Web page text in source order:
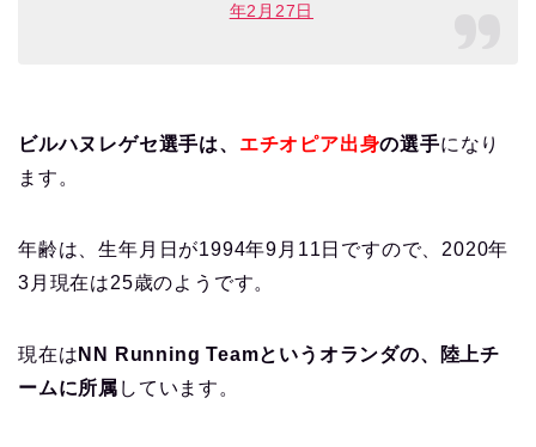
年2月27日
ビルハヌレゲセ選手は、 エチオピア出身の選手になり
ます。
年齢は、生年月日が1994年9月11日ですので、2020年
3月現在は25歳のようです。
現在は NN Running Teamというオランダの、陸上チ
ームに所属 しています。